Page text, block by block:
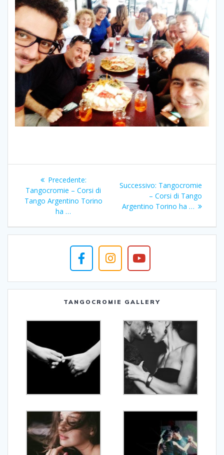
Navigazione
articoli
Precedente:Articolo
precedente:
Tangocromie – Corsi di
Tango Argentino Torino
ha …
Successivo: Articolo
successivo:
Tangocromie
– Corsi di Tango
Argentino Torino ha …
TANGOCROMIE GALLERY